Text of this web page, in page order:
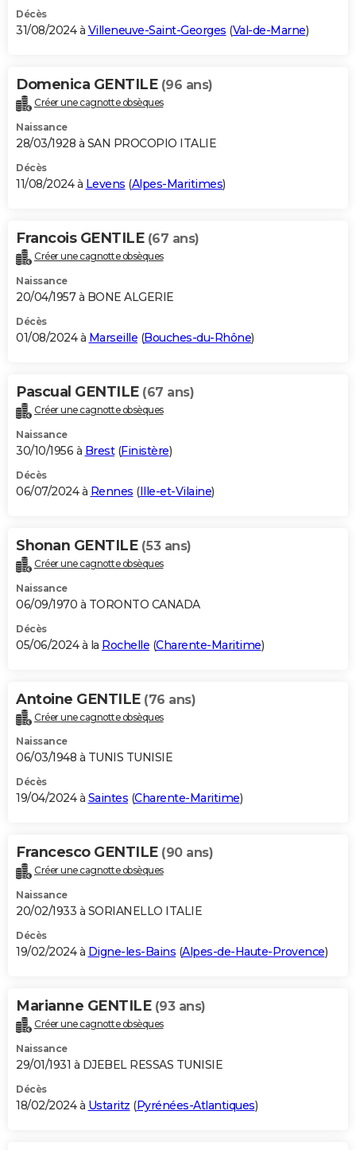
Décès
31/08/2024 à Villeneuve-Saint-Georges (Val-de-Marne)
Domenica GENTILE (96 ans)
Créer une cagnotte obsèques
Naissance
28/03/1928 à SAN PROCOPIO ITALIE
Décès
11/08/2024 à Levens (Alpes-Maritimes)
Francois GENTILE (67 ans)
Créer une cagnotte obsèques
Naissance
20/04/1957 à BONE ALGERIE
Décès
01/08/2024 à Marseille (Bouches-du-Rhône)
Pascual GENTILE (67 ans)
Créer une cagnotte obsèques
Naissance
30/10/1956 à Brest(Finistère)
Décès
06/07/2024 à Rennes (Ille-et-Vilaine)
Shonan GENTILE (53 ans)
Créer une cagnotte obsèques
Naissance
06/09/1970 à TORONTO CANADA
Décès
05/06/2024 à la Rochelle (Charente-Maritime)
Antoine GENTILE (76 ans)
Créer une cagnotte obsèques
Naissance
06/03/1948 à TUNIS TUNISIE
Décès
19/04/2024 à Saintes (Charente-Maritime)
Francesco GENTILE (90 ans)
Créer une cagnotte obsèques
Naissance
20/02/1933 à SORIANELLO ITALIE
Décès
19/02/2024 à Digne-les-Bains (Alpes-de-Haute-Provence)
Marianne GENTILE (93 ans)
Créer une cagnotte obsèques
Naissance
29/01/1931 à DJEBEL RESSAS TUNISIE
Décès
18/02/2024 à Ustaritz (Pyrénées-Atlantiques)